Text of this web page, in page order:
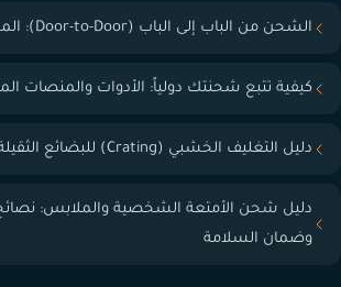
الشحن من الباب إلى الباب (Door-to-Door): المميزات والعيوب
كيفية تتبع شحنتك دولياً: الأدوات والمنصات
دليل التغليف الخشبي (Crating) للبضائع الثقيلة والحساسة
دليل شحن الأمتعة الشخصية والملابس: نصائح
وضمان السلامة